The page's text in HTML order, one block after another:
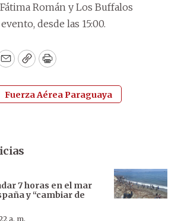
Román y Los Buffalos
desde las 15:00.
EmailCopyPrint
Fuerza Aérea Paraguaya
7 horas en el mar
y “cambiar de
a. m.